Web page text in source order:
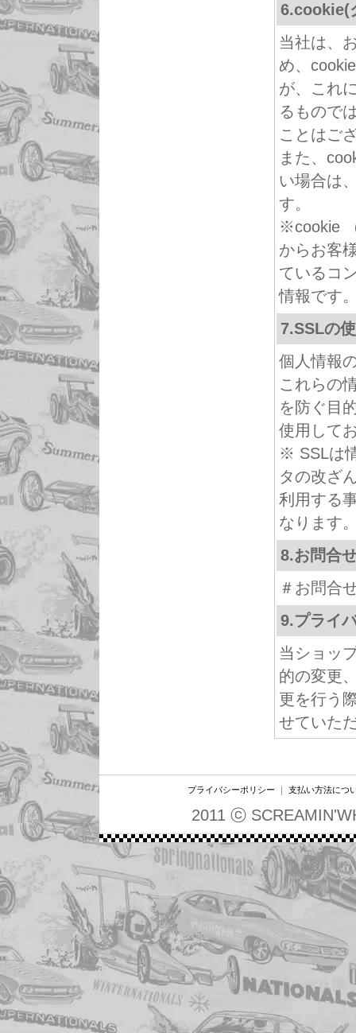
6.cookie(
当社は、
め、
が、これ
るもので
ことはご
また、
い場合は
す。
※cookie
からお客
ているコ
情報です
7.SSLの
個人情報
これらの
を防ぐ目
使用して
※ SSLは
タの改ざ
利用する
なります
8.お問合
＃お問合
9.プライ
当ショッ
的の変更
更を行う
せていた
プライバシーポリシー ｜ 支払い方法につ
2011 ⓒ